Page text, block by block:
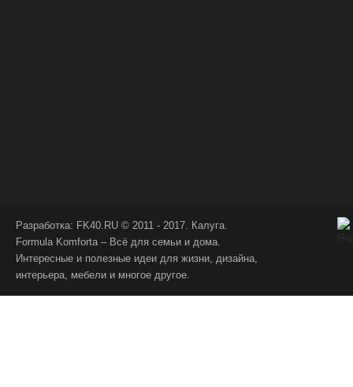
Разработка: FK40.RU © 2011 - 2017. Калуга.
Formula Komforta – Всё для семьи и дома.
Интересные и полезные идеи для жизни, дизайна,
интерьера, мебели и многое другое.